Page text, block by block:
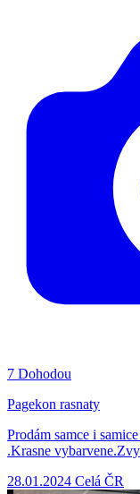
7 Dohodou
Pagekon rasnaty
Prodám samce i
.Krasne
28.01.2024 Celá ČR